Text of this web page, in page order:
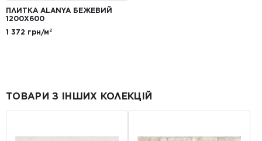
ПЛИТКА ALANYA БЕЖЕВИЙ
1200X600
1 372 грн/м²
ТОВАРИ З ІНШИХ КОЛЕКЦІЙ